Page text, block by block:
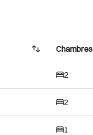
Chambres
2
2
1